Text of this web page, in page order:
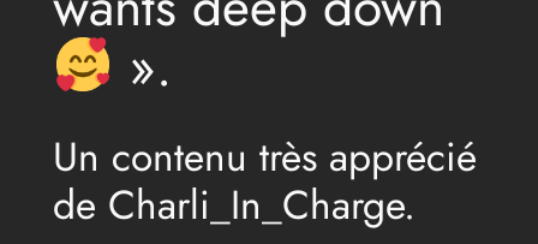
».
Un contenu très apprécié
de Charli_In_Charge.